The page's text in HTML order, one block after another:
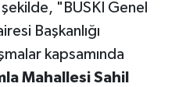
şekilde, "BUSKİ Genel
Başkanlığı
kapsamında
Mahallesi Sahil